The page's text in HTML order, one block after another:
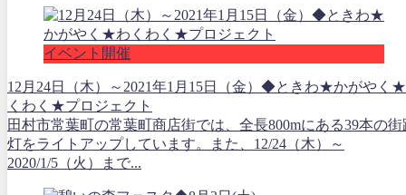
イベント開催
12月24日（木）～2021年1月15日（金）◆ときわ★かがやく
くわく★プロジェクト
田村市常葉町の常葉町商店街では、全長800mにある39本の街
灯をライトアップしています。また、12/24（木）～
2020/1/5（火）まで...